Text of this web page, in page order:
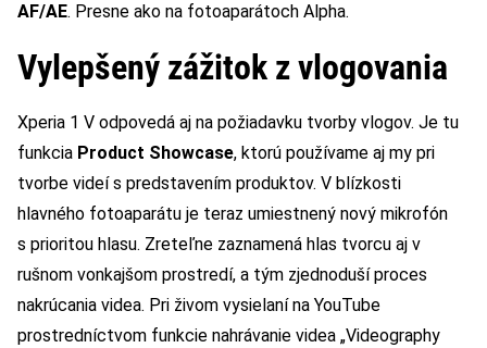
AF/AE. Presne ako na fotoaparátoch Alpha.
Vylepšený zážitok z vlogovania
Xperia 1 V odpovedá aj na požiadavku tvorby vlogov. Je tu
funkcia Product Showcase, ktorú používame aj my pri
tvorbe videí s predstavením produktov. V blízkosti
hlavného fotoaparátu je teraz umiestnený nový mikrofón
s prioritou hlasu. Zreteľne zaznamená hlas tvorcu aj v
rušnom vonkajšom prostredí, a tým zjednoduší proces
nakrúcania videa. Pri živom vysielaní na YouTube
prostredníctvom funkcie nahrávanie videa „Videography